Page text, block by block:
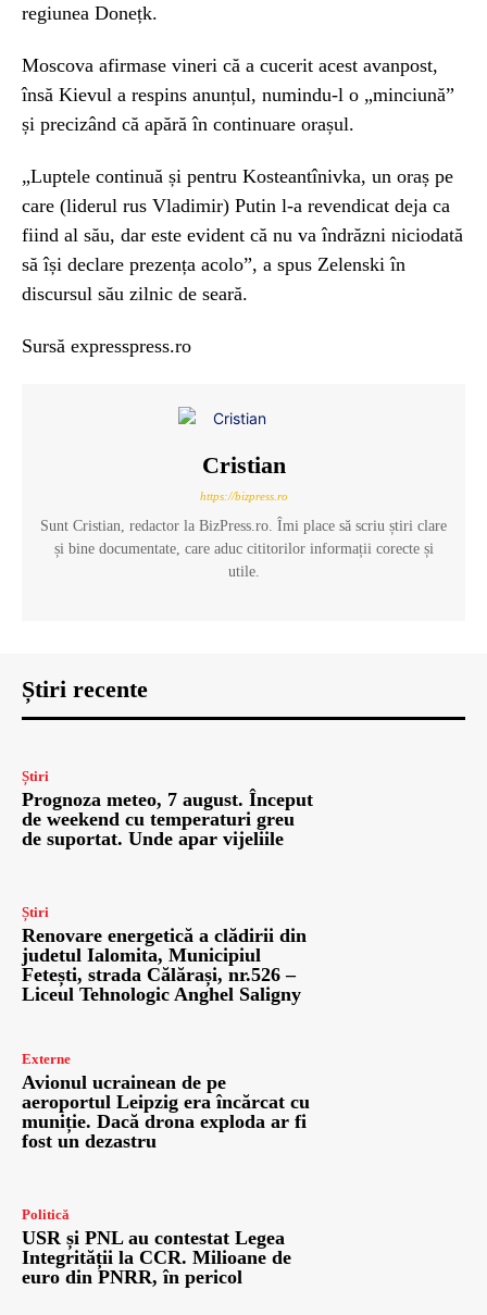
regiunea Donețk.
Moscova afirmase vineri că a cucerit acest avanpost,
însă Kievul a respins anunțul, numindu-l o „minciună”
și precizând că apără în continuare orașul.
„Luptele continuă și pentru Kosteantînivka, un oraș pe
care (liderul rus Vladimir) Putin l-a revendicat deja ca
fiind al său, dar este evident că nu va îndrăzni niciodată
să își declare prezența acolo”, a spus Zelenski în
discursul său zilnic de seară.
Sursă expresspress.ro
Cristian
https://bizpress.ro
Sunt Cristian, redactor la BizPress.ro. Îmi place să scriu știri clare
și bine documentate, care aduc cititorilor informații corecte și
utile.
Știri recente
Știri
Prognoza meteo, 7 august. Început
de weekend cu temperaturi greu
de suportat. Unde apar vijeliile
Știri
Renovare energetică a clădirii din
judetul Ialomita, Municipiul
Fetești, strada Călărași, nr.526 –
Liceul Tehnologic Anghel Saligny
Externe
Avionul ucrainean de pe
aeroportul Leipzig era încărcat cu
muniție. Dacă drona exploda ar fi
fost un dezastru
Politică
USR și PNL au contestat Legea
Integrității la CCR. Milioane de
euro din PNRR, în pericol